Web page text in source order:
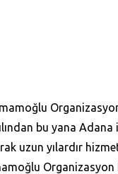
bu yana Adana
uzun yılardır
Organizasyon